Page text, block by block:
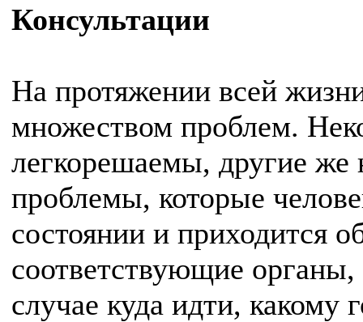
Консультации
На протяжении всей
множеством проблем.
легкорешаемы, другие же
проблемы, которые
состоянии и приходится
соответствующие
случае куда идти, какому